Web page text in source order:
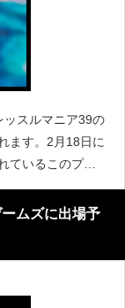
ッスルマニア39の
ます。2月18日に
ているこのプレ
が明らかにされ
ムズに出場予